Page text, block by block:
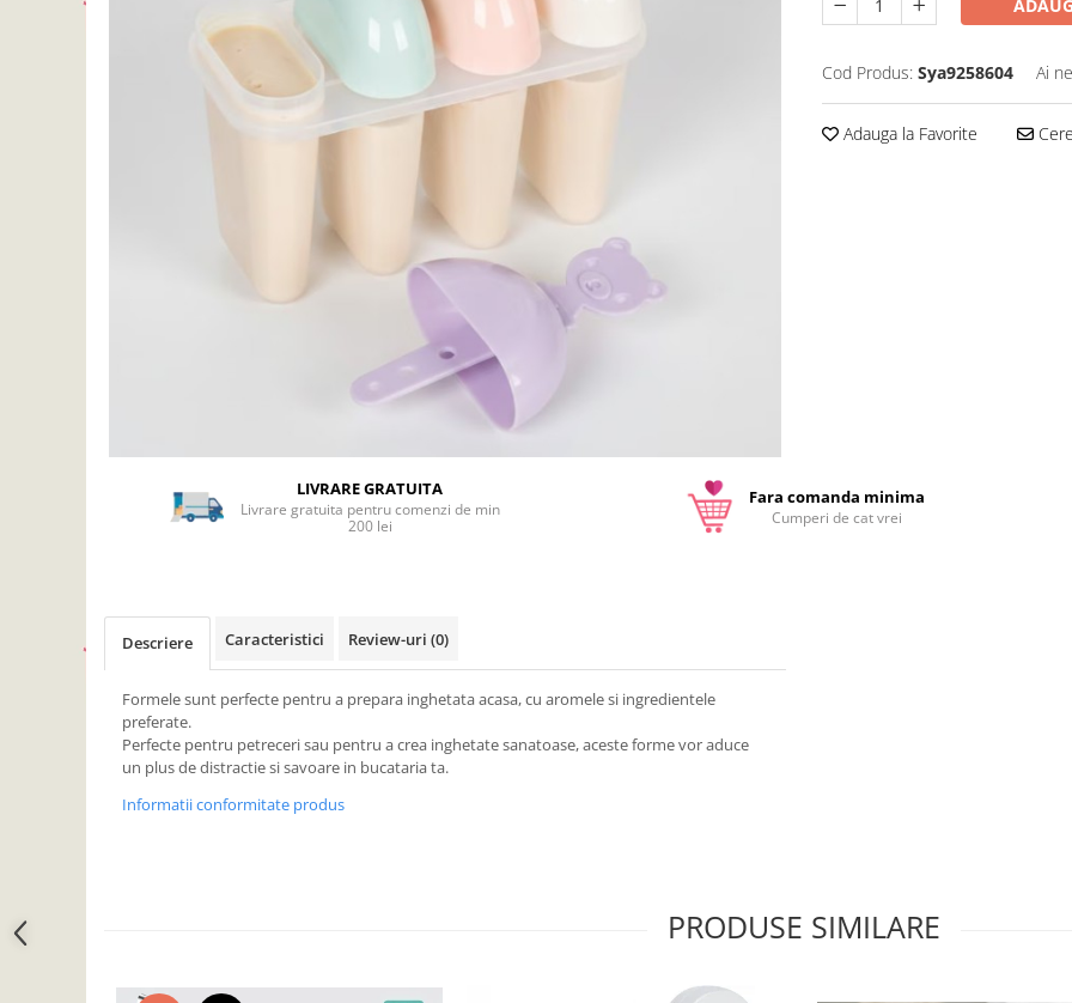
Articole mercerie
Organizare si depozitare
Covorase si paturi
Decoratiuni
Ingrijire copii
Cutii depozitare
Ingrijire personala
Accesorii masaj
Gradina
Cod Produs: Sya9258604 Ai
Adauga la Favorite
LIVRARE GRATUITA
Livrare gratuita pentru comenzi de min
200 lei
Fara comanda minima
Cumperi de cat vrei
Descriere Caracteristici Review-uri (0)
Formele sunt perfecte pentru a prepara inghetata acasa, cu aromele si ingredientele
preferate.
Perfecte pentru petreceri sau pentru a crea inghetate sanatoase, aceste forme vor aduce
un plus de distractie si savoare in bucataria ta.
Informatii conformitate produs
PRODUSE SIMILARE